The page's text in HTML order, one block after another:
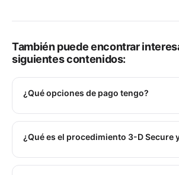
También puede encontrar
siguientes contenidos:
¿Qué opciones de pago tengo?
¿Qué es el procedimiento 3-D Secure